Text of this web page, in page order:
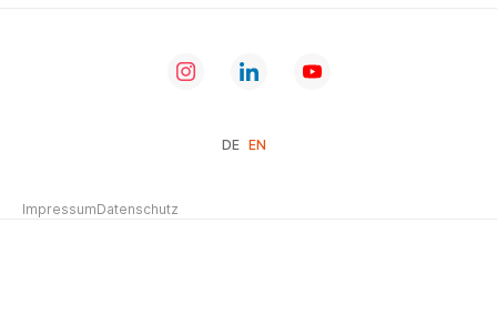
DE EN
ImpressumDatenschutz